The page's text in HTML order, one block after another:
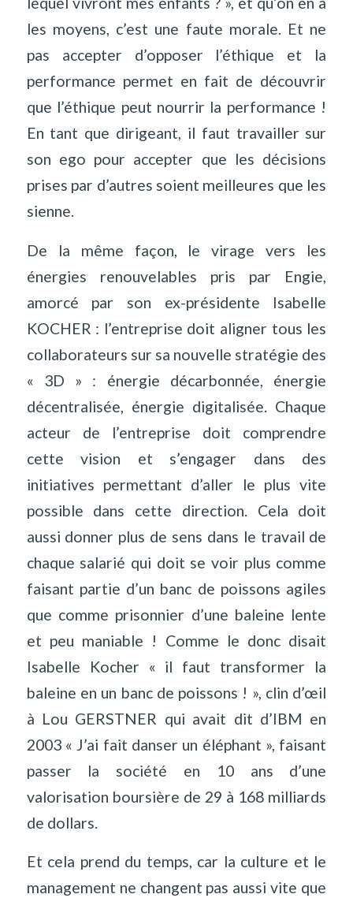
les moyens, c’est une faute morale. Et ne
pas accepter d’opposer l’éthique et la
performance permet en fait de découvrir
que l’éthique peut nourrir la performance !
En tant que dirigeant, il faut travailler sur
son ego pour accepter que les décisions
prises par d’autres soient meilleures que les
sienne.
De la même façon, le virage vers les
énergies renouvelables pris par Engie,
amorcé par son ex-présidente Isabelle
KOCHER : l’entreprise doit aligner tous les
collaborateurs sur sa nouvelle stratégie des
« 3D » : énergie décarbonnée, énergie
décentralisée, énergie digitalisée. Chaque
acteur de l’entreprise doit comprendre
cette vision et s’engager dans des
initiatives permettant d’aller le plus vite
possible dans cette direction. Cela doit
aussi donner plus de sens dans le travail de
chaque salarié qui doit se voir plus comme
faisant partie d’un banc de poissons agiles
que comme prisonnier d’une baleine lente
et peu maniable ! Comme le donc disait
Isabelle Kocher « il faut transformer la
baleine en un banc de poissons ! », clin d’œil
à Lou GERSTNER qui avait dit d’IBM en
2003 « J’ai fait danser un éléphant », faisant
passer la société en 10 ans d’une
valorisation boursière de 29 à 168 milliards
de dollars.
Et cela prend du temps, car la culture et le
management ne changent pas aussi vite que